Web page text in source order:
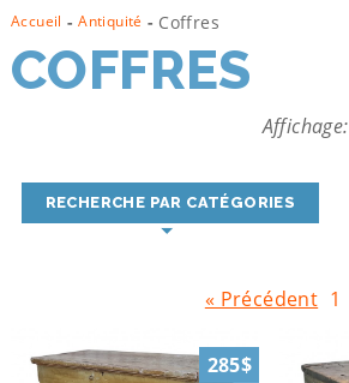
Accueil - Antiquité - Coffres
COFFRES
Affichage:
RECHERCHE PAR CATÉGORIES
« Précédent 1
285$